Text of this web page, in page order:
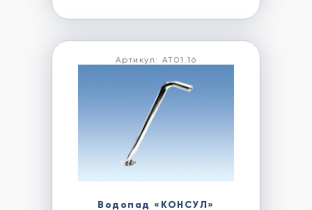
Артикул: АТ01.16
Водопад «КОНСУЛ»